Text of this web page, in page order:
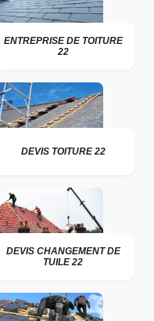
ENTREPRISE DE TOITURE
22
DEVIS TOITURE 22
DEVIS CHANGEMENT DE
TUILE 22